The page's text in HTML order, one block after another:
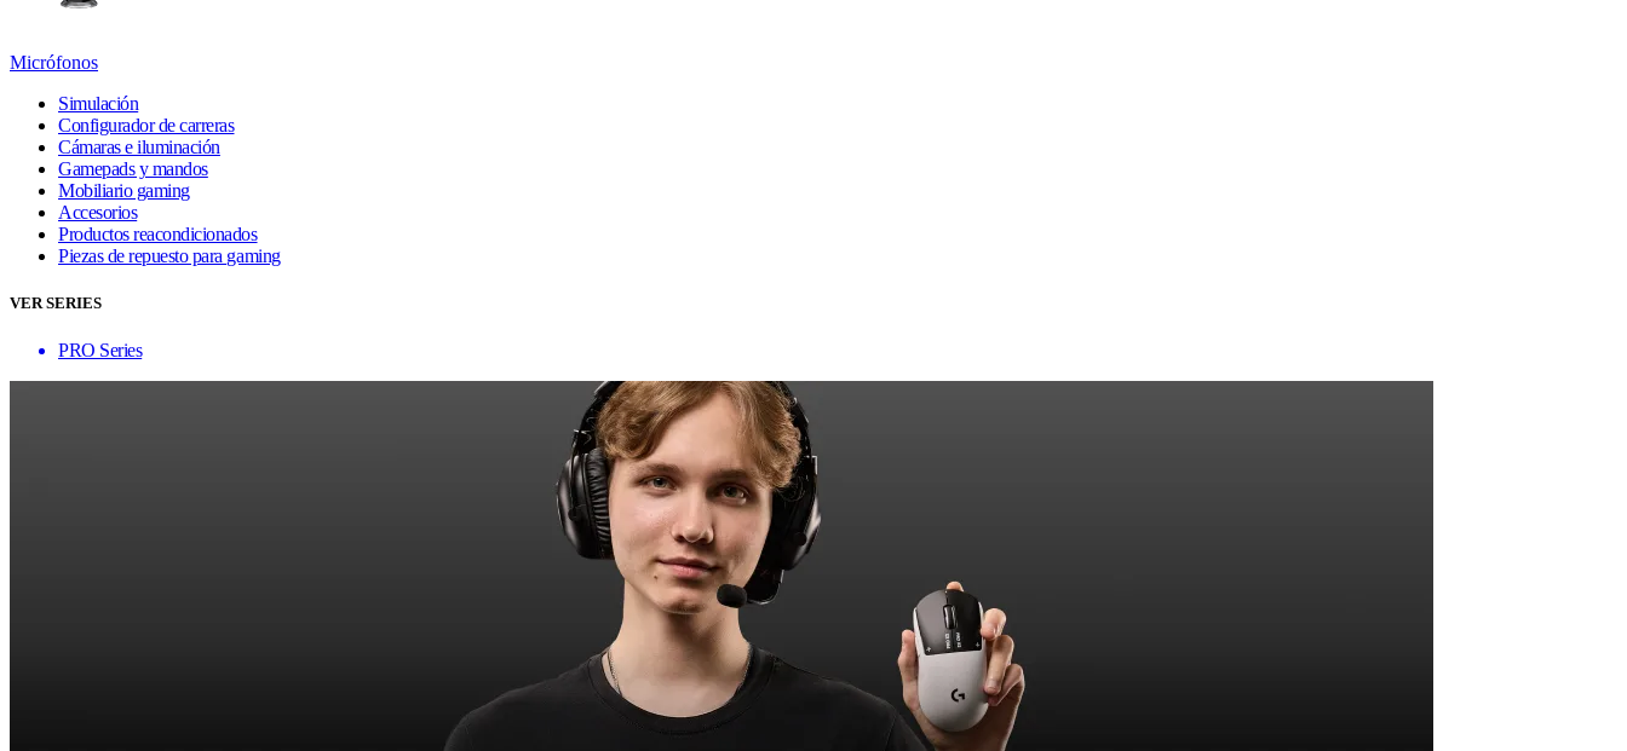
Micrófonos
Simulación
Configurador de carreras
Cámaras e iluminación
Gamepads y mandos
Mobiliario gaming
Accesorios
Productos reacondicionados
Piezas de repuesto para gaming
VER SERIES
PRO Series